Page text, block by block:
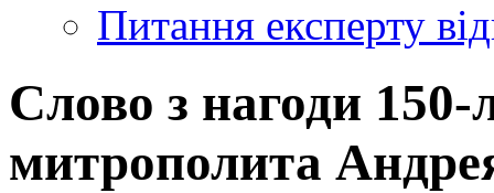
Питання експерту
Слово з нагоди 150-
митрополита